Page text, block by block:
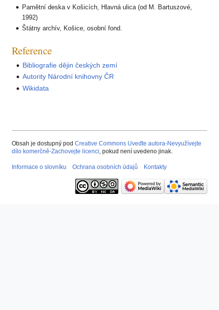
Pamětní deska v Košicích, Hlavná ulica (od M. Bartuszové,
1992)
Štátny archív, Košice, osobní fond.
Reference
Bibliografie dějin českých zemí
Autority Národní knihovny ČR
Wikidata
Obsah je dostupný pod Creative Commons Uveďte autora-Nevyužívejte
dílo komerčně-Zachovejte licenci, pokud není uvedeno jinak.
Informace o slovníku Ochrana osobních údajů Kontakty